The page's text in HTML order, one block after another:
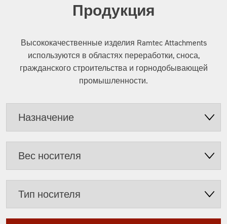
Продукция
Высококачественные изделия Ramtec Attachments
используются в областях переработки, сноса,
гражданского строительства и горнодобывающей
промышленности.
носителя
носителя